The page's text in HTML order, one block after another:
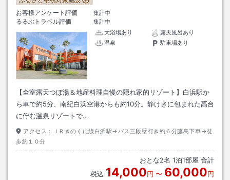
お客様アンケート評価
集計中
るるぶトラベル評価
集計中
大浴場あり
露天風呂あり
温泉
駐車場あり
【全室露天つぼ湯＆地産料理自慢の隠れ家的リゾート】白浜駅か
ら車で約5分、南紀白浜空港からも約10分。静けさに包まれた高台
に佇む温泉リゾートで…
アクセス：
ＪＲきのくに線白浜駅→バス三段壁行き約６分藤島下車→徒
歩約１０分
おとな2名 1泊1部屋 合計
税込 14,000円 〜 60,000円